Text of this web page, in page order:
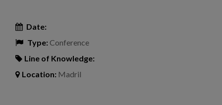
Date:
Type:Conference
Line of Knowledge:
Location: Madril